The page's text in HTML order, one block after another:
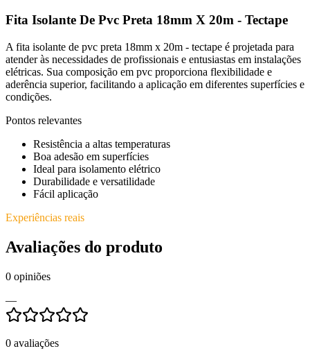
Fita Isolante De Pvc Preta 18mm X 20m - Tectape
A fita isolante de pvc preta 18mm x 20m - tectape é projetada para
atender às necessidades de profissionais e entusiastas em instalações
elétricas. Sua composição em pvc proporciona flexibilidade e
aderência superior, facilitando a aplicação em diferentes superfícies e
condições.
Pontos relevantes
Resistência a altas temperaturas
Boa adesão em superfícies
Ideal para isolamento elétrico
Durabilidade e versatilidade
Fácil aplicação
Experiências reais
Avaliações do produto
0 opiniões
—
0 avaliações